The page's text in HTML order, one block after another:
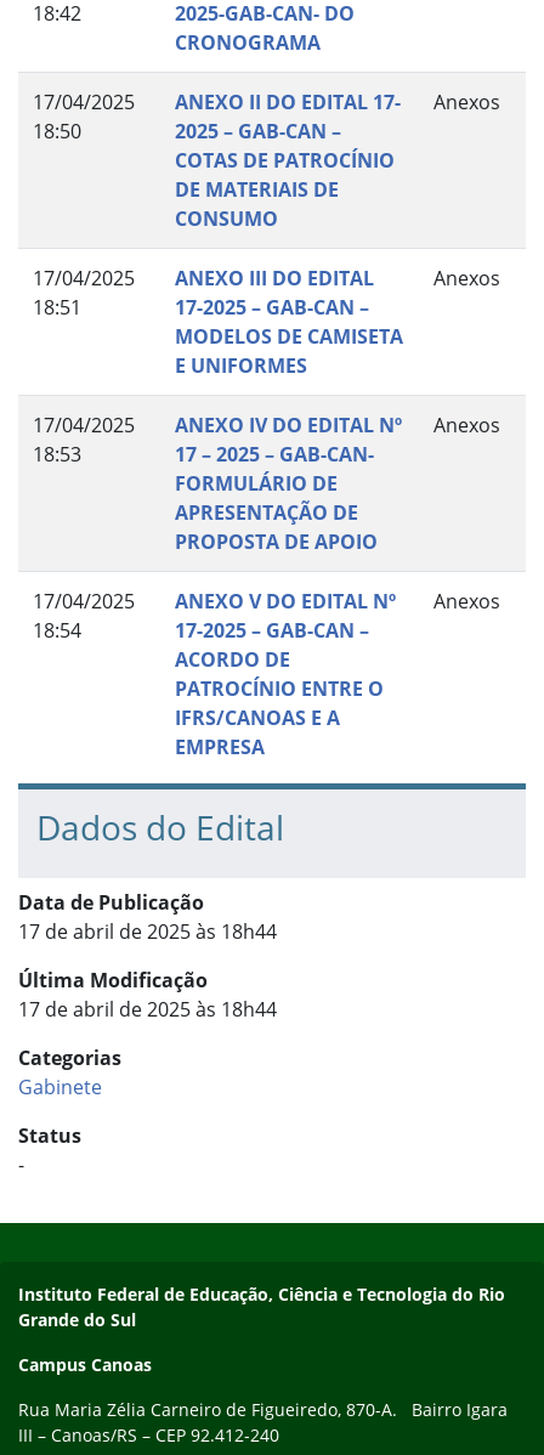
18:42
2025-GAB-CAN- DO
CRONOGRAMA
17/04/2025
18:50
ANEXO II DO EDITAL 17-
2025 – GAB-CAN –
COTAS DE PATROCÍNIO
DE MATERIAIS DE
CONSUMO
Anexos
17/04/2025
18:51
ANEXO III DO EDITAL
17-2025 – GAB-CAN –
MODELOS DE CAMISETA
E UNIFORMES
Anexos
17/04/2025
18:53
ANEXO IV DO EDITAL Nº
17 – 2025 – GAB-CAN-
FORMULÁRIO DE
APRESENTAÇÃO DE
PROPOSTA DE APOIO
Anexos
17/04/2025
18:54
ANEXO V DO EDITAL Nº
17-2025 – GAB-CAN –
ACORDO DE
PATROCÍNIO ENTRE O
IFRS/CANOAS E A
EMPRESA
Anexos
Dados do Edital
Data de Publicação
17 de abril de 2025 às 18h44
Última Modificação
17 de abril de 2025 às 18h44
Categorias
Gabinete
Status
-
Instituto Federal de Educação, Ciência e Tecnologia do Rio
Grande do Sul
Campus Canoas
Rua Maria Zélia Carneiro de Figueiredo, 870-A. Bairro Igara
III – Canoas/RS – CEP 92.412-240